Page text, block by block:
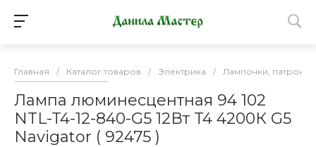
Главная / Каталог товаров / Электрика / Лампочки, патроны
Лампа люминесцентная 94 102
NTL-T4-12-840-G5 12Вт T4 4200К G5
Navigator ( 92475 )